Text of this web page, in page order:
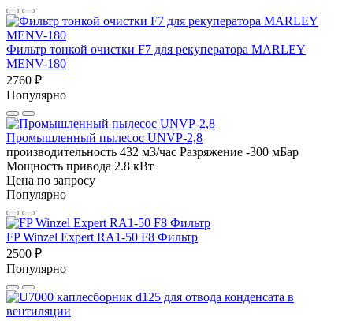
Фильтр тонкой очистки F7 для рекуператора MARLEY
MENV-180
2760 ₽
Популярно
Промышленный пылесос UNVP-2,8
производительность 432 м3/час Разряжение -300 мБар
Мощность привода 2.8 кВт
Цена по запросу
Популярно
FP Winzel Expert RA1-50 F8 Фильтр
2500 ₽
Популярно